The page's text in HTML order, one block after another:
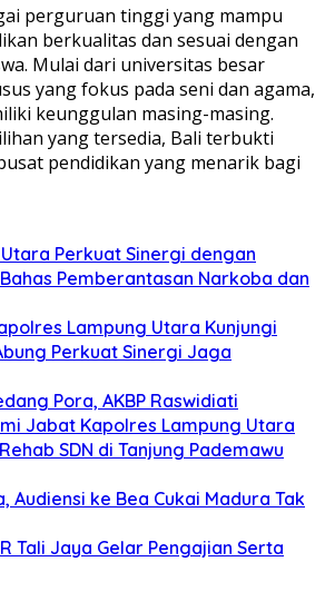
perguruan tinggi yang mampu
berkualitas dan sesuai dengan
Mulai dari universitas besar
yang fokus pada seni dan agama,
keunggulan masing-masing.
yang tersedia, Bali terbukti
pendidikan yang menarik bagi
Perkuat Sinergi dengan
Pemberantasan Narkoba dan
Lampung Utara Kunjungi
Perkuat Sinergi Jaga
Pora, AKBP Raswidiati
Jabat Kapolres Lampung Utara
SDN di Tanjung Pademawu
Audiensi ke Bea Cukai Madura Tak
Tali Jaya Gelar Pengajian Serta